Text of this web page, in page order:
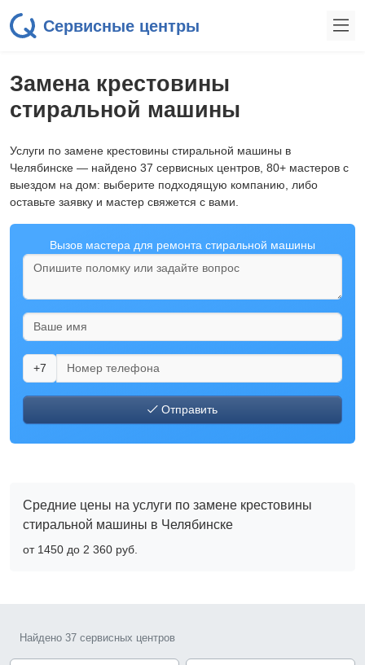
Сервисные центры
Замена крестовины
стиральной машины
Услуги по замене крестовины стиральной машины в
Челябинске — найдено 37 сервисных центров, 80+ мастеров с
выездом на дом: выберите подходящую компанию, либо
оставьте заявку и мастер свяжется с вами.
Вызов мастера для ремонта стиральной машины
+7
Отправить
Средние цены на услуги по замене крестовины
стиральной машины в Челябинске
от 1450 до 2 360 pyб.
Найдено 37 сервисных центров